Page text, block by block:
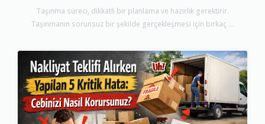
Taşınma süreci, dikkatli bir planlama ve hazırlık gerektirir.
Taşınmanın sorunsuz bir şekilde gerçekleşmesi için birkaç ...